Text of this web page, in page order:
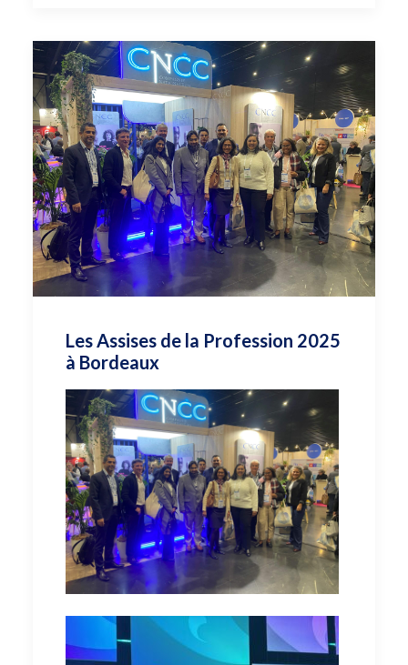
Les Assises de la Profession 2025
à Bordeaux